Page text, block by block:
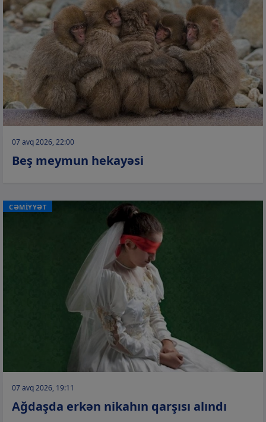
07 avq 2026, 22:00
Beş meymun hekayəsi
CƏMİYYƏT
07 avq 2026, 19:11
Ağdaşda erkən nikahın qarşısı alındı